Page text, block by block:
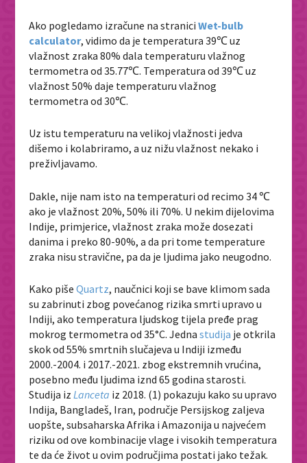
Ako pogledamo izračune na straniciWet-bulb
calculator, vidimo da je temperatura 39℃ uz
vlažnost zraka 80% dala temperaturu vlažnog
termometra od 35.77℃. Temperatura od 39℃ uz
vlažnost 50% daje temperaturu vlažnog
termometra od 30℃.
Uz istu temperaturu na velikoj vlažnosti jedva
dišemo i kolabriramo, a uz nižu vlažnost nekako i
preživljavamo.
Dakle, nije nam isto na temperaturi od recimo 34 ℃
ako je vlažnost 20%, 50% ili 70%. U nekim dijelovima
Indije, primjerice, vlažnost zraka može dosezati
danima i preko 80-90%, a da pri tome temperature
zraka nisu stravične, pa da je ljudima jako neugodno.
Kako pišeQuartz, naučnici koji se bave klimom sada
su zabrinuti zbog povećanog rizika smrti upravo u
Indiji, ako temperatura ljudskog tijela pređe prag
mokrog termometra od 35°C. Jednastudija je otkrila
skok od 55% smrtnih slučajeva u Indiji između
2000.-2004. i 2017.-2021. zbog ekstremnih vrućina,
posebno među ljudima iznd 65 godina starosti.
Studija izLanceta iz 2018. (1) pokazuju kako su upravo
Indija, Bangladeš, Iran, područje Persijskog zaljeva
uopšte, subsaharska Afrika i Amazonija u najvećem
riziku od ove kombinacije vlage i visokih temperatura
te da će život u ovim područjima postati jako težak.